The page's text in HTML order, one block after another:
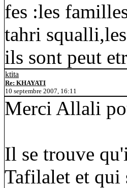
fes :les
tahri
ils sont peut
ktita
Re: KHAYATI
10 septembre 2007, 16:11
Merci Allali
Il se trouve
Tafilalet et qui